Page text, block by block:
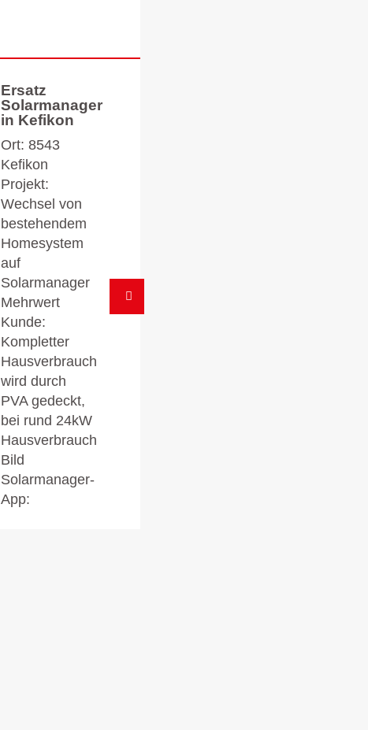
Ersatz
Solarmanager
in Kefikon
Ort: 8543
Kefikon
Projekt:
Wechsel von
bestehendem
Homesystem
auf
Solarmanager
Mehrwert
Kunde:
Kompletter
Hausverbrauch
wird durch
PVA gedeckt,
bei rund 24kW
Hausverbrauch
Bild
Solarmanager-
App: